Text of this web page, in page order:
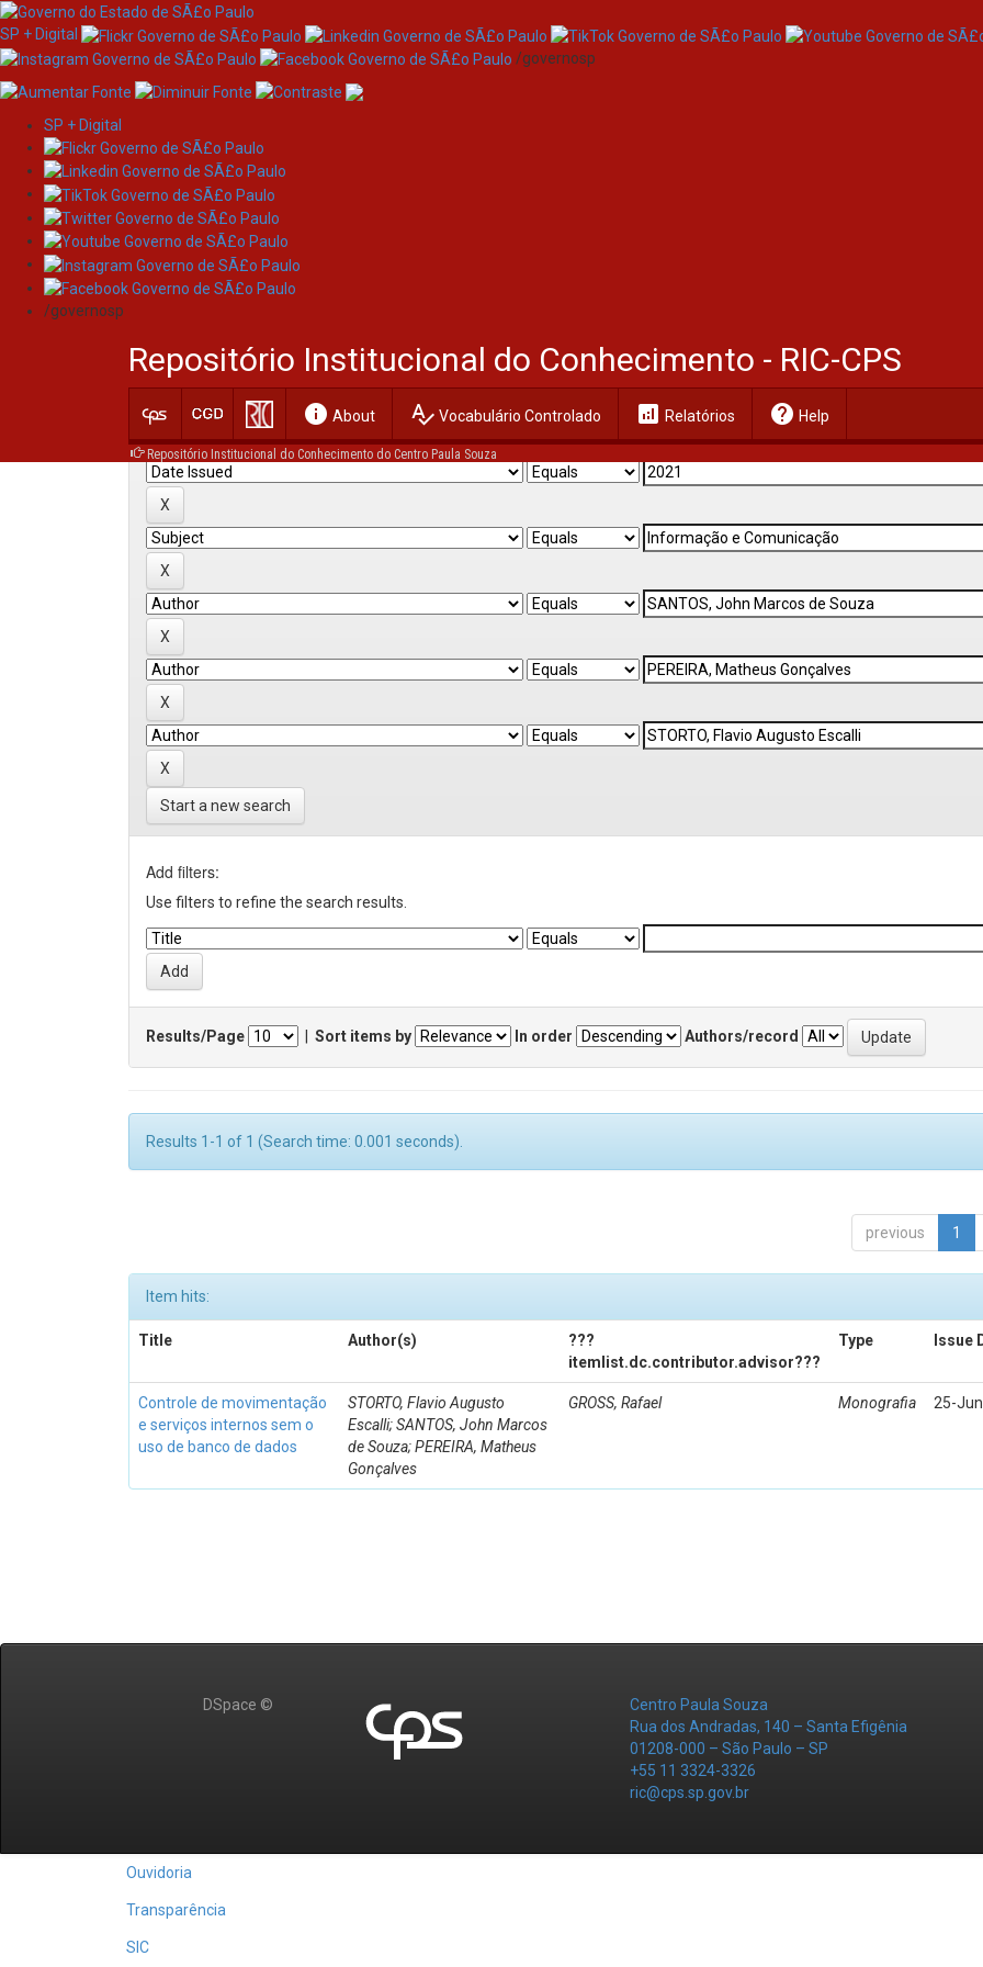
Skip
navigation
SP + Digital
/governosp
SP + Digital
/governosp
Repositório Institucional do Conhecimento - RIC-CPS
info About spellcheck Vocabulário Controlado analytics Relatórios help Help
Repositório Institucional do Conhecimento do Centro Paula Souza
Search
Current filters:
Start a new search
Add filters:
Use filters to refine the search results.
Results/Page Sort items by In order Authors/record
Results 1-1 of 1 (Search time: 0.001 seconds).
previous 1
Item hits:
Title Author(s)
???
itemlist.dc.contributor.advisor???
Type Issue
Controle de movimentação
e serviços internos sem o
uso de banco de dados
STORTO, Flavio Augusto
Escalli; SANTOS, John Marcos
de Souza; PEREIRA, Matheus
Gonçalves
GROSS, Rafael Monografia 25-
DSpace ©
Centro Paula Souza
Rua dos Andradas, 140 – Santa Efigênia
01208-000 – São Paulo – SP
+55 11 3324-3326
ric@cps.sp.gov.br
Ouvidoria
Transparência
SIC